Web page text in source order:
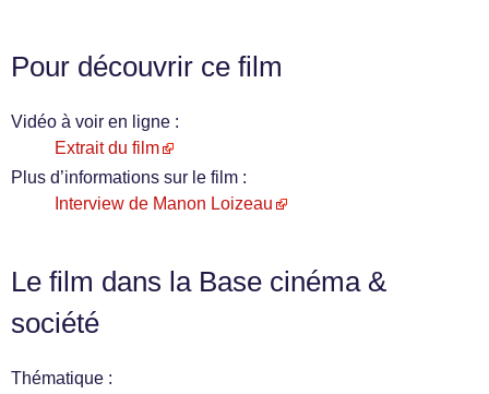
Pour découvrir ce film
Vidéo à voir en ligne :
Extrait du film
Plus d’informations sur le film :
Interview de Manon Loizeau
Le film dans la Base cinéma &
société
Thématique :